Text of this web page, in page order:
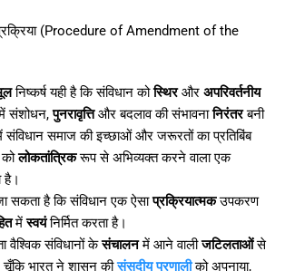
(Procedure of Amendment of the
निष्कर्ष यही है कि संविधान कोस्थिरऔर अपरिवर्तनीय
संशोधन,पुनरावृत्तिऔर बदलाव की संभावनानिरंतरबनी
संविधान समाज की इच्छाओं और जरूरतों का प्रतिबिंब
कोलोकतांत्रिकरूप से अभिव्यक्त करने वाला एक
है।
सकता है कि संविधान एक ऐसाप्रक्रियात्मकउपकरण
मेंस्वयंनिर्मित करता है।
वैश्विक संविधानों केसंचालनमें आने वालीजटिलताओंसे
चूँकि भारत ने शासन कीसंसदीय प्रणालीको अपनाया,